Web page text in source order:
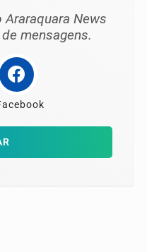
News
mensagens.